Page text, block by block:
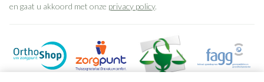
en gaat u akkoord met onze privacy policy.